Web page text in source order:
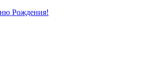
Рождения!